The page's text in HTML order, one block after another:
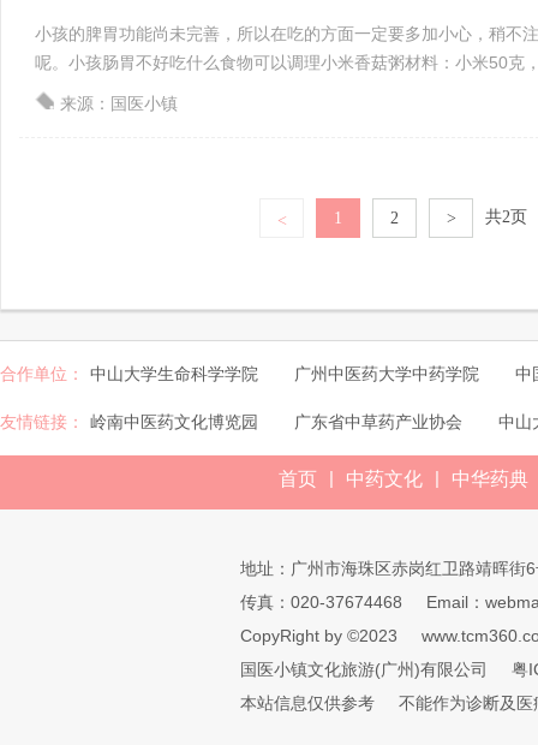
小孩的脾胃功能尚未完善，所以在吃的方面一定要多加小心，稍不
呢。小孩肠胃不好吃什么食物可以调理小米香菇粥材料：小米50克
来源：国医小镇
< 1 2 > 共2页
合作单位： 中山大学生命科学学院 广州中医药大学中药学院 中
友情链接： 岭南中医药文化博览园 广东省中草药产业协会 中山
首页 | 中药文化 | 中华药典
地址：广州市海珠区赤岗红卫路靖晖街
传真：020-37674468
Email：
CopyRight by ©2023
国医小镇文化旅游(广州)有限公司
粤
本站信息仅供参考
不能作为诊断及医